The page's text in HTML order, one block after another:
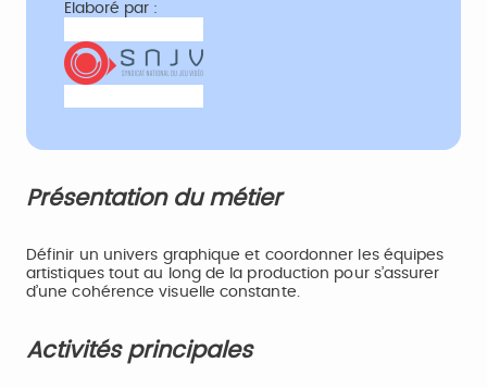
Elaboré par :
Présentation du métier
Définir un univers graphique et coordonner les équipes
artistiques tout au long de la production pour s’assurer
d’une cohérence visuelle constante.
Activités principales